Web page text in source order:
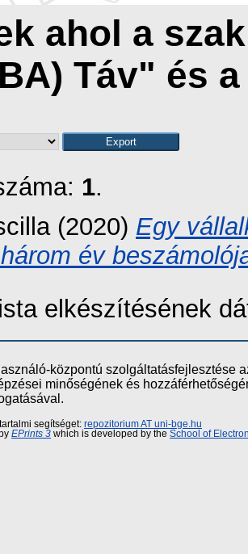
ahol a
Táv" és
1.
(2020) Egy
év
elkészítésének
központú szolgáltatásfejlesztése
minőségének és
segítséget: repozitorium AT uni-bge.hu
EPrints 3 which is developed by the School of